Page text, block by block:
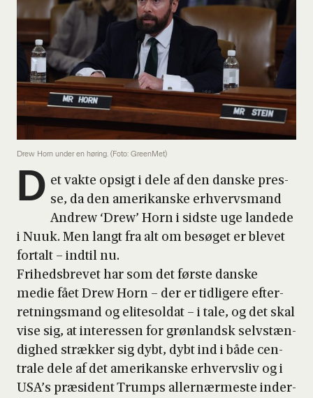
Drew Horn under en høring. (Foto: GreenMet)
D et vak­te opsigt i dele af den dan­ske pres­
se, da den ame­ri­kan­ske erhvervs­mand
Andrew ‘Drew’ Horn i sid­ste uge lan­de­de
i Nuuk. Men langt fra alt om besø­get er ble­vet
for­talt – ind­til nu.
Fri­heds­bre­vet har som det før­ste dan­ske
medie fået Drew Horn – der er tid­li­ge­re efter­
ret­nings­mand og eli­te­sol­dat – i tale, og det skal
vise sig, at inter­es­sen for grøn­land­sk selv­stæn­
dig­hed stræk­ker sig dybt, dybt ind i både cen­
tra­le dele af det ame­ri­kan­ske erhvervs­liv og i
USA’s præ­si­dent Trumps aller­nær­me­ste inder­